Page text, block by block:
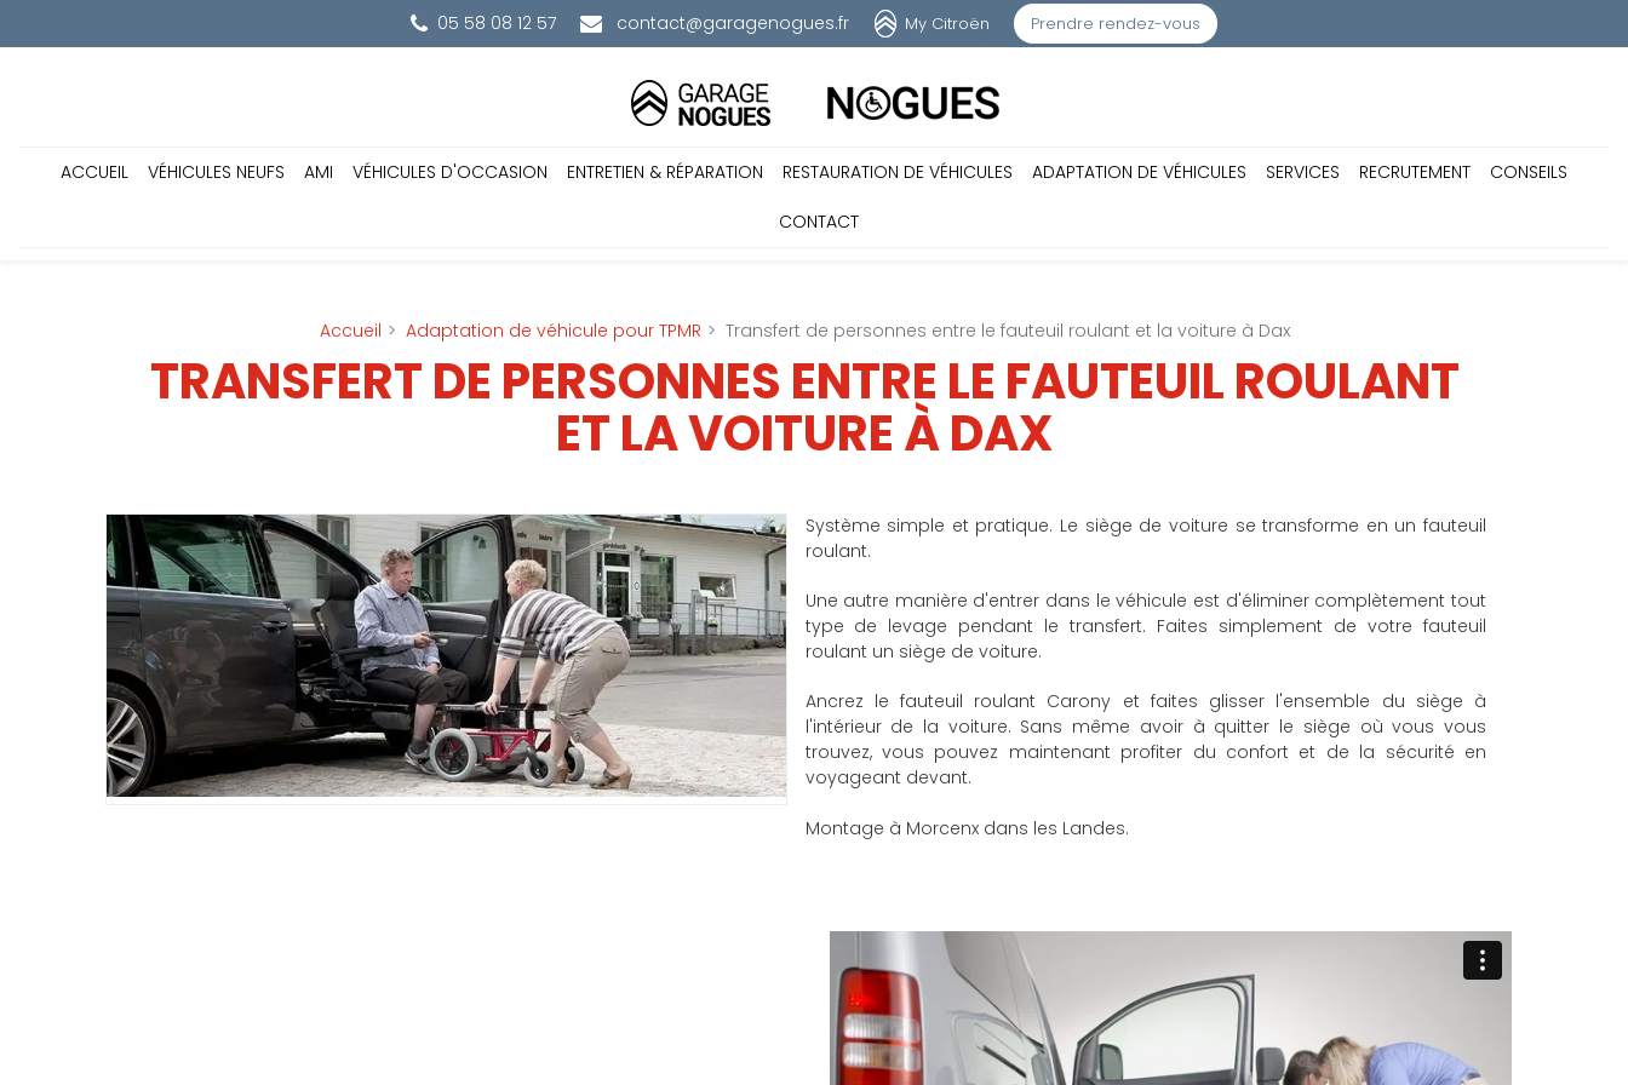
05 58 08 12 57 contact@garagenogues.fr My Citroën Prendre rendez-vous
ACCUEIL VÉHICULES NEUFS AMI VÉHICULES D'OCCASION ENTRETIEN & RÉPARATION RESTAURATION DE VÉHICULES ADAPTATION DE VÉHICULES SERVICES RECRUTEMENT CONSEILS
CONTACT
Accueil Adaptation de véhicule pour TPMR Transfert de personnes entre le fauteuil roulant et la voiture à Dax
TRANSFERT DE PERSONNES ENTRE LE FAUTEUIL ROULANT
ET LA VOITURE À DAX
Système simple et pratique. Le siège de voiture se transforme en un fauteuil
roulant.
Une autre manière d'entrer dans le véhicule est d'éliminer complètement tout
type de levage pendant le transfert. Faites simplement de votre fauteuil
roulant un siège de voiture.
Ancrez le fauteuil roulant Carony et faites glisser l'ensemble du siège à
l'intérieur de la voiture. Sans même avoir à quitter le siège où vous vous
trouvez, vous pouvez maintenant profiter du confort et de la sécurité en
voyageant devant.
Montage à Morcenx dans les Landes.